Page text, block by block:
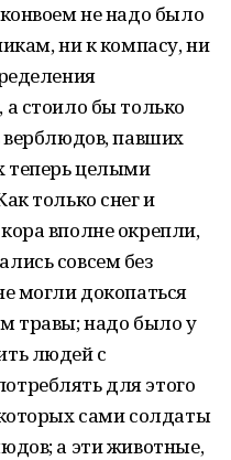
не надо было
ни к компасу, ни
стоило бы только
верблюдов, павших
теперь целыми
только снег и
вполне окрепли,
совсем без
могли докопаться
травы; надо было у
людей с
для этого
сами солдаты
а эти животные,